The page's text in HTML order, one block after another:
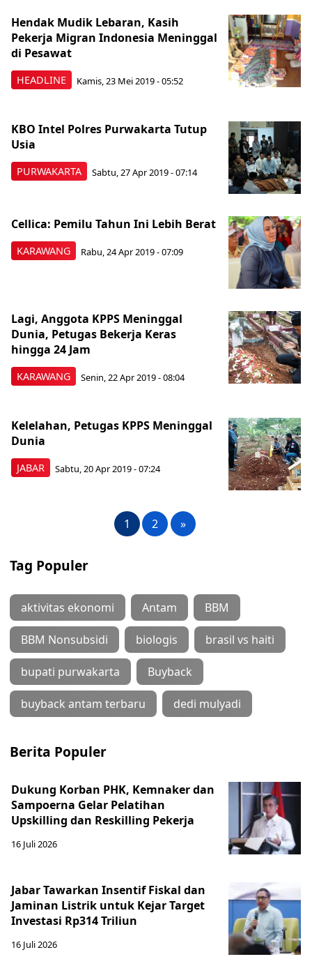
HEADLINE
Hendak Mudik Lebaran, Kasih
Pekerja Migran Indonesia Meninggal
di Pesawat
Kamis, 23 Mei 2019 - 05:52
PURWAKARTA
KBO Intel Polres Purwakarta Tutup
Usia
Sabtu, 27 Apr 2019 - 07:14
KARAWANG
Cellica: Pemilu Tahun Ini Lebih Berat
Rabu, 24 Apr 2019 - 07:09
KARAWANG
Lagi, Anggota KPPS Meninggal
Dunia, Petugas Bekerja Keras
hingga 24 Jam
Senin, 22 Apr 2019 - 08:04
JABAR
Kelelahan, Petugas KPPS Meninggal
Dunia
Sabtu, 20 Apr 2019 - 07:24
1 2 »
Tag Populer
aktivitas ekonomi Antam BBM
BBM Nonsubsidi biologis brasil vs haiti
bupati purwakarta Buyback
buyback antam terbaru dedi mulyadi
Berita Populer
Dukung Korban PHK, Kemnaker dan
Sampoerna Gelar Pelatihan
Upskilling dan Reskilling Pekerja
16 Juli 2026
Jabar Tawarkan Insentif Fiskal dan
Jaminan Listrik untuk Kejar Target
Investasi Rp314 Triliun
16 Juli 2026